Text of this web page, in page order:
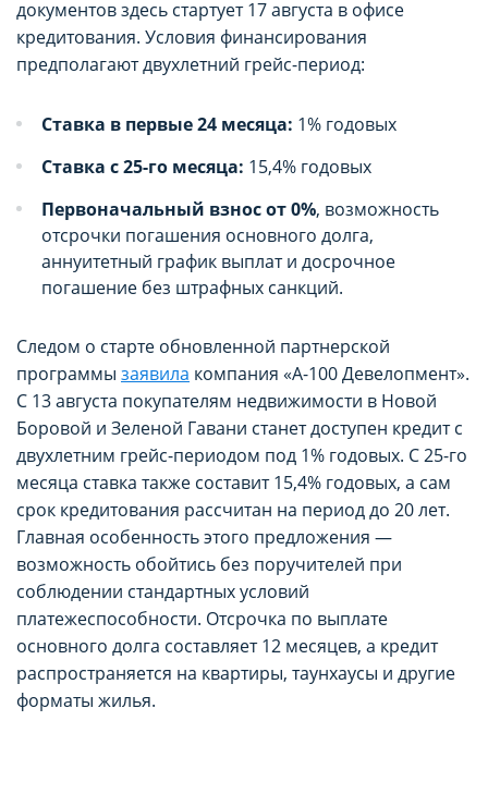
документов здесь стартует 17 августа в офисе
кредитования. Условия финансирования
предполагают двухлетний грейс-период:
Ставка в первые 24 месяца: 1% годовых
Ставка с 25-го месяца: 15,4% годовых
Первоначальный взнос от 0%, возможность
отсрочки погашения основного долга,
аннуитетный график выплат и досрочное
погашение без штрафных санкций.
Следом о старте обновленной партнерской
программы заявила компания «А-100 Девелопмент».
С 13 августа покупателям недвижимости в Новой
Боровой и Зеленой Гавани станет доступен кредит с
двухлетним грейс-периодом под 1% годовых. С 25-го
месяца ставка также составит 15,4% годовых, а сам
срок кредитования рассчитан на период до 20 лет.
Главная особенность этого предложения —
возможность обойтись без поручителей при
соблюдении стандартных условий
платежеспособности. Отсрочка по выплате
основного долга составляет 12 месяцев, а кредит
распространяется на квартиры, таунхаусы и другие
форматы жилья.
НАСТРОЙТЕ ПАРАМЕТРЫ
ИСПОЛЬЗОВАНИЯ ФАЙЛОВ
COOKIE
Вы можете настроить использование
НАСТРОЙТЕ ПАРАМЕТРЫ
ИСПОЛЬЗОВАНИЯ ФАЙЛОВ
COOKIE
Вы можете настроить использование